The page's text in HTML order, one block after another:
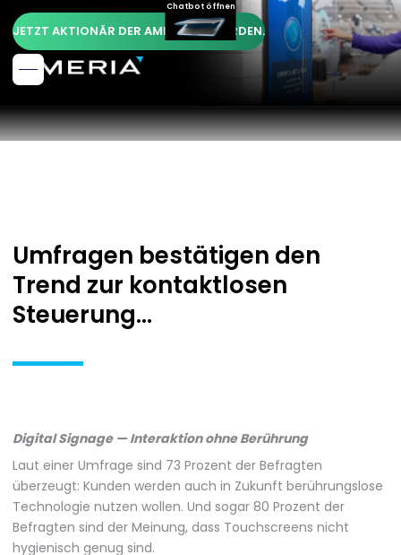
Chatbot öffnen
JETZT AKTIONÄR DER AMERIA AG WERDEN.
Umfragen bestätigen den
Trend zur kontaktlosen
Steuerung...
Digital Signage — Interaktion ohne Berührung
Laut einer Umfrage sind 73 Prozent der Befragten
überzeugt: Kunden werden auch in Zukunft berührungslose
Technologie nutzen wollen. Und sogar 80 Prozent der
Befragten sind der Meinung, dass Touchscreens nicht
hygienisch genug sind.